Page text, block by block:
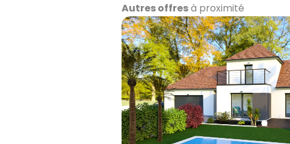
Autres offresà proximité